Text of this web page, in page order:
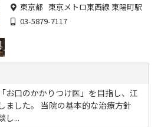
東京都 東京メトロ東西線 東陽町駅
03-5879-7117
お口のかかりつけ医」を目指し、江
ました。 当院の基本的な治療方針
し...